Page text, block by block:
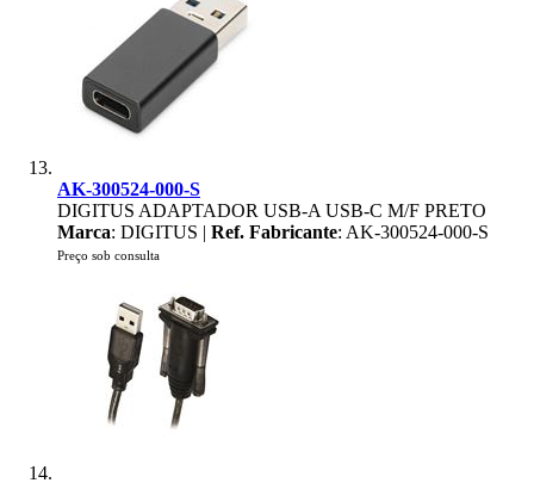
AK-300524-000-S
DIGITUS ADAPTADOR USB-A USB-C M/F PRETO
Marca: DIGITUS | Ref. Fabricante: AK-300524-000-S
Preço sob consulta